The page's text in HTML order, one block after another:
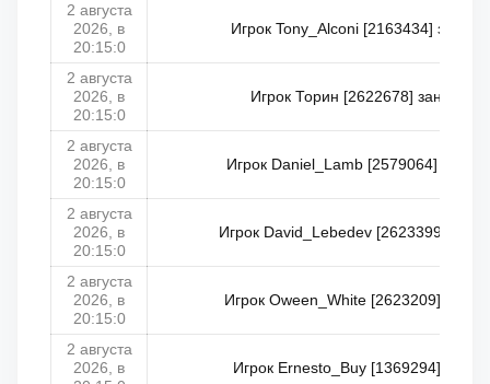
2 августа
2026, в
20:15:0
Игрок Tony_Alconi [2163434] занял
2 августа
2026, в
20:15:0
Игрок Торин [2622678] занял 13
2 августа
2026, в
20:15:0
Игрок Daniel_Lamb [2579064] занял
2 августа
2026, в
20:15:0
Игрок David_Lebedev [2623399]
2 августа
2026, в
20:15:0
Игрок Oween_White [2623209]
2 августа
2026, в
Игрок Ernesto_Buy [1369294] занял